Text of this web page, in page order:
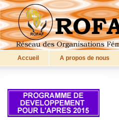
Accueil A propos de nous